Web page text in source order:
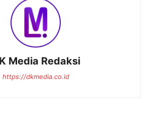
Media Redaksi
https://dkmedia.co.id